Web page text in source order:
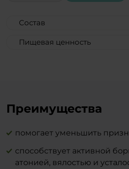
Состав
листья лабазника, лист
корень элеутерококка,
виноград, лимон, рябина
Пищевая ценность
Углеводы 92 г
(В нем сахарозы) 40 г
Белки 0 гСоль 0 г
Преимущества
помогает уменьшить
способствует активной
атонией, вялостью и